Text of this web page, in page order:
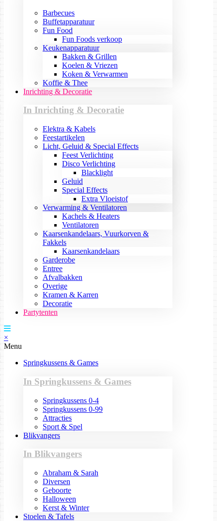
Barbecues
Buffetapparatuur
Fun Food
Fun Foods verkoop
Keukenapparatuur
Bakken & Grillen
Koelen & Vriezen
Koken & Verwarmen
Koffie & Thee
Inrichting & Decoratie
In Inrichting & Decoratie
Elektra & Kabels
Feestartikelen
Licht, Geluid & Special Effects
Feest Verlichting
Disco Verlichting
Blacklight
Geluid
Special Effects
Extra Vloeistof
Verwarming & Ventilatoren
Kachels & Heaters
Ventilatoren
Kaarsenkandelaars, Vuurkorven &
Fakkels
Kaarsenkandelaars
Garderobe
Entree
Afvalbakken
Overige
Kramen & Karren
Decoratie
Partytenten
×
Menu
Springkussens & Games
In Springkussens & Games
Springkussens 0-4
Springkussens 0-99
Attracties
Sport & Spel
Blikvangers
In Blikvangers
Abraham & Sarah
Diversen
Geboorte
Halloween
Kerst & Winter
Stoelen & Tafels